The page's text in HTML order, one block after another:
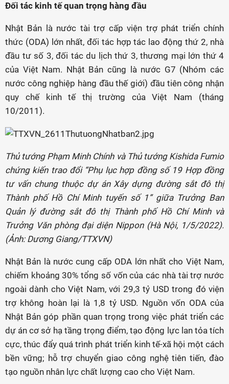
Đối tác kinh tế quan trọng hàng đầu
Nhật Bản là nước tài trợ cấp viện trợ phát triển chính
thức (ODA) lớn nhất, đối tác hợp tác lao động thứ 2, nhà
đầu tư số 3, đối tác du lịch thứ 3, thương mại lớn thứ 4
của Việt Nam. Nhật Bản cũng là nước G7 (Nhóm các
nước công nghiệp hàng đầu thế giới) đầu tiên công nhận
quy chế kinh tế thị trường của Việt Nam (tháng
10/2011).
Thủ tướng Phạm Minh Chính và Thủ tướng Kishida Fumio
chứng kiến trao đổi “Phụ lục hợp đồng số 19 Hợp đồng
tư vấn chung thuộc dự án Xây dựng đường sắt đô thị
Thành phố Hồ Chí Minh tuyến số 1” giữa Trưởng Ban
Quản lý đường sắt đô thị Thành phố Hồ Chí Minh và
Trưởng Văn phòng đại diện Nippon (Hà Nội, 1/5/2022).
(Ảnh: Dương Giang/TTXVN)
Nhật Bản là nước cung cấp ODA lớn nhất cho Việt Nam,
chiếm khoảng 30% tổng số vốn của các nhà tài trợ nước
ngoài dành cho Việt Nam, với 29,3 tỷ USD trong đó viện
trợ không hoàn lại là 1,8 tỷ USD. Nguồn vốn ODA của
Nhật Bản góp phần quan trọng trong việc phát triển các
dự án cơ sở hạ tầng trọng điểm, tạo động lực lan tỏa tích
cực, thúc đẩy quá trình phát triển kinh tế-xã hội một cách
bền vững; hỗ trợ chuyển giao công nghệ tiên tiến, đào
tạo nguồn nhân lực chất lượng cao cho Việt Nam.